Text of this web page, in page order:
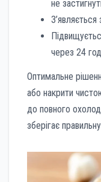
не
З’являється
через 24
Оптимальне
або накрити
до повного
зберігає